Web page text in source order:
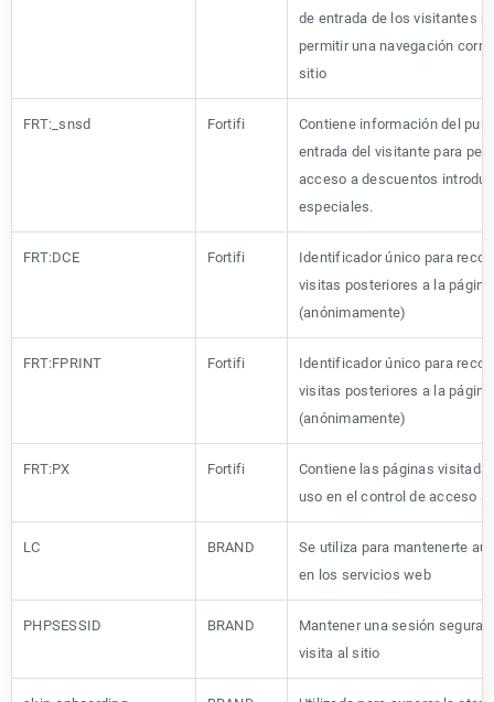
de entrada de los visitantes
permitir una navegación
sitio
FRT:_snsd Fortifi
Contiene información del
entrada del visitante para
acceso a descuentos
especiales.
FRT:DCE Fortifi
Identificador único para
visitas posteriores a la página
(anónimamente)
FRT:FPRINT Fortifi
Identificador único para
visitas posteriores a la página
(anónimamente)
FRT:PX Fortifi
Contiene las páginas
uso en el control de acceso a
LC BRAND
Se utiliza para mantenerte
en los servicios web
PHPSESSID BRAND
Mantener una sesión segura
visita al sitio